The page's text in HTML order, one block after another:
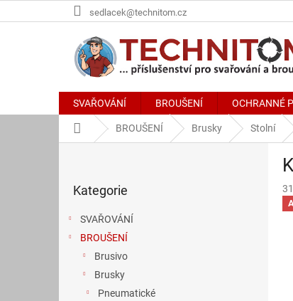
na
sedlacek@technitom.cz
SVAŘOVÁNÍ BROUŠENÍ OCHRANNÉ
Domů BROUŠENÍ Brusky Stolní
kategorie
Kategorie
SVAŘOVÁNÍ
BROUŠENÍ
Brusivo
Brusky
Pneumatické